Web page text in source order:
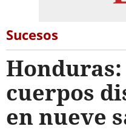
Sucesos
cuerpos
en nueve